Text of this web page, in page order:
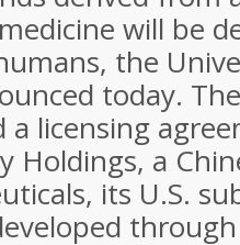
will be
the
today.
a licensing
Holdings, a
its U.S.